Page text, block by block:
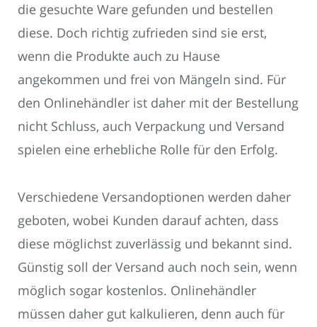
die gesuchte Ware gefunden und bestellen
diese. Doch richtig zufrieden sind sie erst,
wenn die Produkte auch zu Hause
angekommen und frei von Mängeln sind. Für
den Onlinehändler ist daher mit der Bestellung
nicht Schluss, auch Verpackung und Versand
spielen eine erhebliche Rolle für den Erfolg.
Verschiedene Versandoptionen werden daher
geboten, wobei Kunden darauf achten, dass
diese möglichst zuverlässig und bekannt sind.
Günstig soll der Versand auch noch sein, wenn
möglich sogar kostenlos. Onlinehändler
müssen daher gut kalkulieren, denn auch für